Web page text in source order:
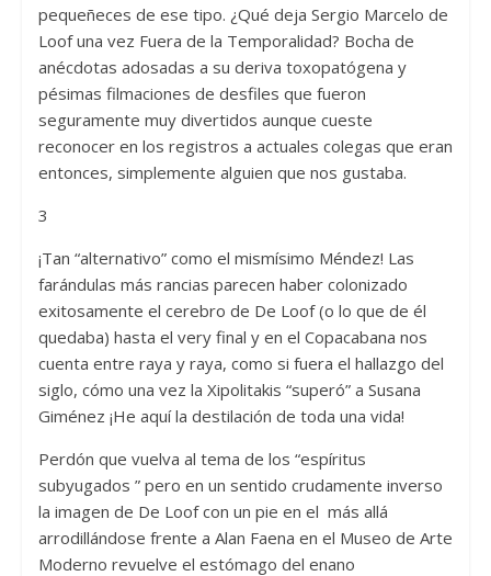
pequeñeces de ese tipo. ¿Qué deja Sergio Marcelo de
Loof una vez Fuera de la Temporalidad? Bocha de
anécdotas adosadas a su deriva toxopatógena y
pésimas filmaciones de desfiles que fueron
seguramente muy divertidos aunque cueste
reconocer en los registros a actuales colegas que eran
entonces, simplemente alguien que nos gustaba.
3
¡Tan “alternativo” como el mismísimo Méndez! Las
farándulas más rancias parecen haber colonizado
exitosamente el cerebro de De Loof (o lo que de él
quedaba) hasta el very final y en el Copacabana nos
cuenta entre raya y raya, como si fuera el hallazgo del
siglo, cómo una vez la Xipolitakis “superó” a Susana
Giménez ¡He aquí la destilación de toda una vida!
Perdón que vuelva al tema de los “espíritus
subyugados ” pero en un sentido crudamente inverso
la imagen de De Loof con un pie en el más allá
arrodillándose frente a Alan Faena en el Museo de Arte
Moderno revuelve el estómago del enano